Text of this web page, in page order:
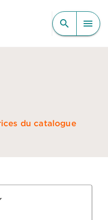
CONTENU
search menu
du catalogue